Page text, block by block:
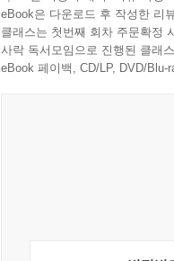
eBook은 다운로드 후 작성한 리
클래스는 첫번째 회차 주문확정
사락 독서모임으로 진행된 클래
eBook 페이백, CD/LP, DVD/